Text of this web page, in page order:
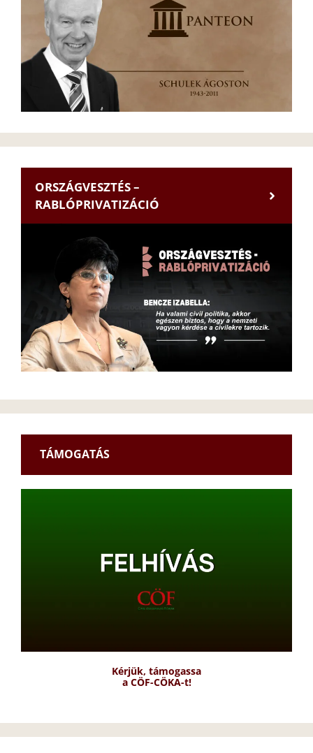
ORSZÁGVESZTÉS –
RABLÓPRIVATIZÁCIÓ
TÁMOGATÁS
Kérjük, támogassa
a CÖF-CÖKA-t!